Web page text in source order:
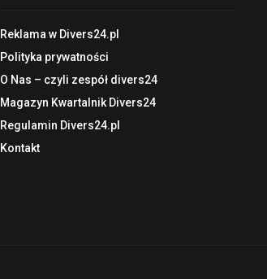
Reklama w Divers24.pl
Polityka prywatności
O Nas – czyli zespół divers24
Magazyn Kwartalnik Divers24
Regulamin Divers24.pl
Kontakt